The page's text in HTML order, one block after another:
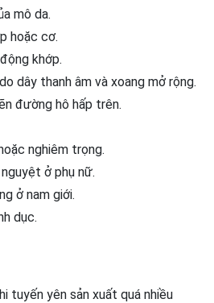
mô da.
hoặc cơ.
khớp.
dây thanh âm và xoang mở rộng.
đường hô hấp trên.
nghiêm trọng.
ở phụ nữ.
ở nam giới.
dục.
tuyến yên sản xuất quá nhiều